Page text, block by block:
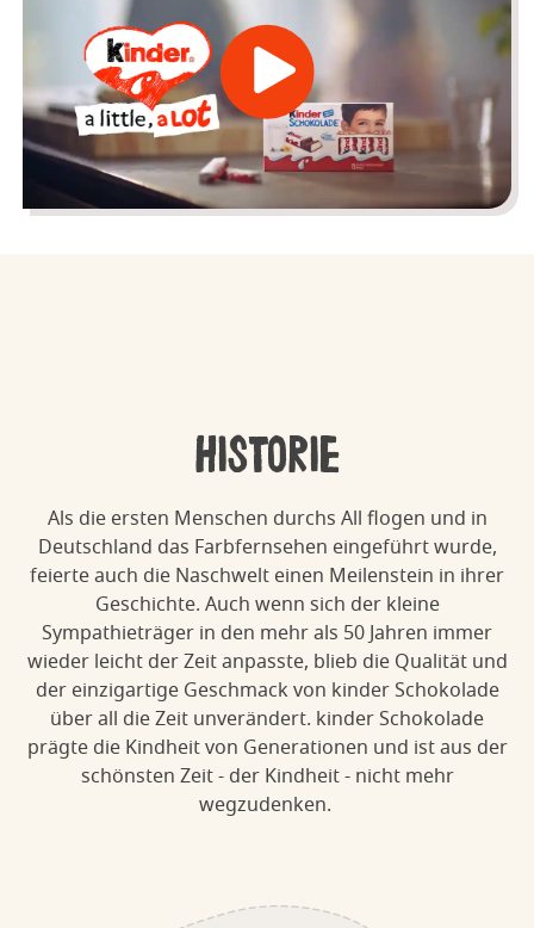
Historie
Als die ersten Menschen durchs All flogen und in
Deutschland das Farbfernsehen eingeführt wurde,
feierte auch die Naschwelt einen Meilenstein in ihrer
Geschichte. Auch wenn sich der kleine
Sympathieträger in den mehr als 50 Jahren immer
wieder leicht der Zeit anpasste, blieb die Qualität und
der einzigartige Geschmack von kinder Schokolade
über all die Zeit unverändert. kinder Schokolade
prägte die Kindheit von Generationen und ist aus der
schönsten Zeit - der Kindheit - nicht mehr
wegzudenken.